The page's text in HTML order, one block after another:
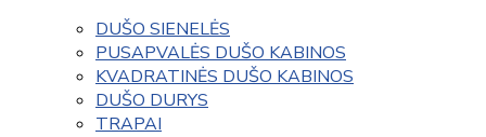
DUŠO SIENELĖS
PUSAPVALĖS DUŠO KABINOS
KVADRATINĖS DUŠO KABINOS
DUŠO DURYS
TRAPAI